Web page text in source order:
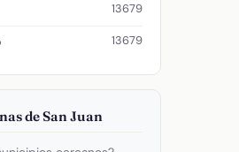
13679
13679
de San Juan